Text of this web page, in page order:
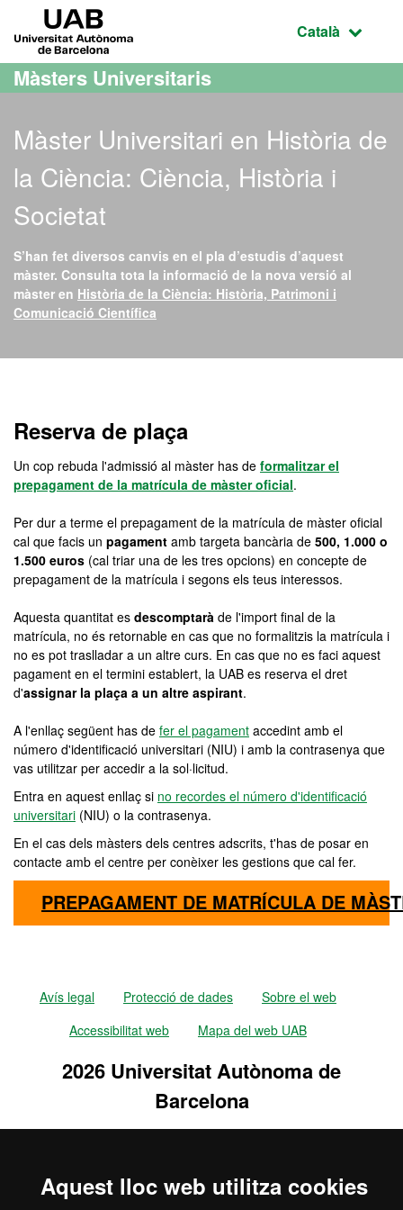
Aquest lloc web utilitza cookies
Ves al contingut principal
Ves a la navegació de la pàgina
Idioma
Català
Màsters Universitaris
Màster Universitari en Història de
la Ciència: Ciència, Història i
Societat
S’han fet diversos canvis en el pla d’estudis d’aquest
màster. Consulta tota la informació de la nova versió al
màster en Història de la Ciència: Història, Patrimoni i
Comunicació Científica
Reserva de plaça
Un cop rebuda l'admissió al màster has de formalitzar el
prepagament de la matrícula de màster oficial.
Per dur a terme el prepagament de la matrícula de màster oficial
cal que facis un pagament amb targeta bancària de 500, 1.000 o
1.500 euros (cal triar una de les tres opcions) en concepte de
prepagament de la matrícula i segons els teus interessos.
Aquesta quantitat es descomptarà de l'import final de la
matrícula, no és retornable en cas que no formalitzis la matrícula i
no es pot traslladar a un altre curs. En cas que no es faci aquest
pagament en el termini establert, la UAB es reserva el dret
d'assignar la plaça a un altre aspirant.
A l'enllaç següent has de fer el pagament accedint amb el
número d'identificació universitari (NIU) i amb la contrasenya que
vas utilitzar per accedir a la sol·licitud.
Entra en aquest enllaç si no recordes el número d'identificació
universitari (NIU) o la contrasenya.
En el cas dels màsters dels centres adscrits, t'has de posar en
contacte amb el centre per conèixer les gestions que cal fer.
PREPAGAMENT DE MATRÍCULA DE
Avís legal Protecció de dades
Sobre el web
Accessibilitat web
Mapa del web UAB
2026 Universitat Autònoma de
Barcelona